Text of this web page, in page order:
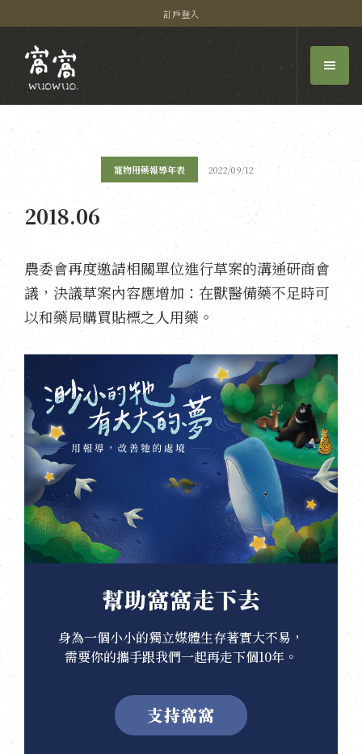
訂戶登入
寵物用藥報導年表 2022/09/12
2018.06
農委會再度邀請相關單位進行草案的溝通研商會
議，決議草案內容應增加：在獸醫備藥不足時可
以和藥局購買貼標之人用藥。
幫助窩窩走下去
身為一個小小的獨立媒體生存著實大不易，
需要你的攜手跟我們一起再走下個10年。
支持窩窩